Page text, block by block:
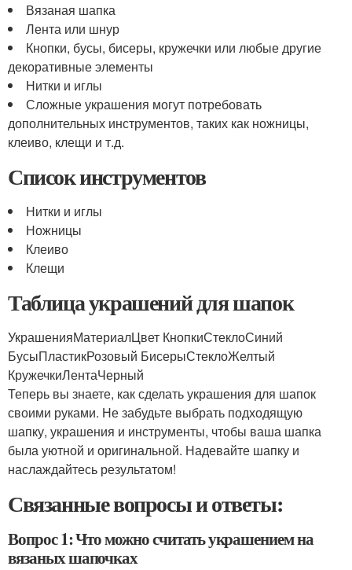
Вязаная шапка
Лента или шнур
Кнопки, бусы, бисеры, кружечки или любые другие
декоративные элементы
Нитки и иглы
Сложные украшения могут потребовать
дополнительных инструментов, таких как ножницы,
клеиво, клещи и т.д.
Список инструментов
Нитки и иглы
Ножницы
Клеиво
Клещи
Таблица украшений для шапок
УкрашенияМатериалЦвет КнопкиСтеклоСиний
БусыПластикРозовый БисерыСтеклоЖелтый
КружечкиЛентаЧерный
Теперь вы знаете, как сделать украшения для шапок
своими руками. Не забудьте выбрать подходящую
шапку, украшения и инструменты, чтобы ваша шапка
была уютной и оригинальной. Надевайте шапку и
наслаждайтесь результатом!
Связанные вопросы и ответы:
Вопрос 1: Что можно считать украшением на
вязаных шапочках